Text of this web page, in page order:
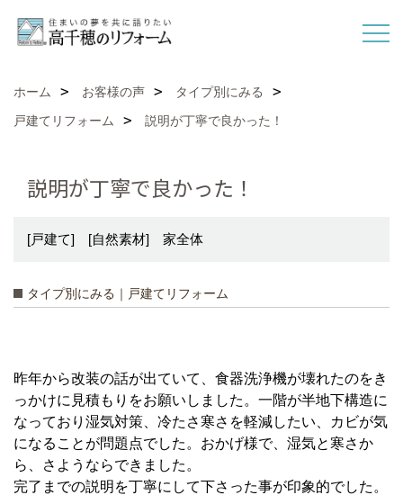
ホーム お客様の声
タイプ別にみる
戸建てリフォーム
説明が丁寧で良かった！
説明が丁寧で良かった！
[戸建て] [自然素材] 家全体
タイプ別にみる｜戸建てリフォーム
昨年から改装の話が出ていて、食器洗浄機が壊れたのをき
っかけに見積もりをお願いしました。一階が半地下構造に
なっており湿気対策、冷たさ寒さを軽減したい、カビが気
になることが問題点でした。おかげ様で、湿気と寒さか
ら、さようならできました。
完了までの説明を丁寧にして下さった事が印象的でした。